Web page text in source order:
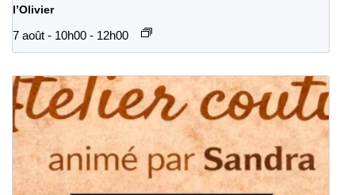
l’Olivier
7 août - 10h00 - 12h00